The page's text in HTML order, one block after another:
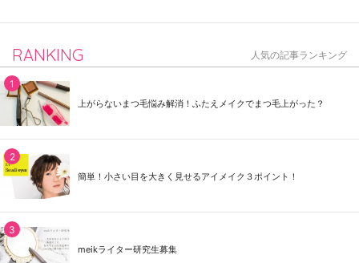
RANKING 人気の記事ランキング
上がらないまつ毛悩み解消！ふたえメイクでまつ毛上がった？
簡単！小さい目を大きく見せるアイメイク３ポイント！
meikライター研究生募集